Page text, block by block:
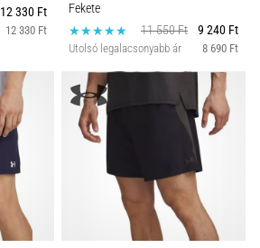
12 330 Ft
12 330 Ft
Fekete
11 550 Ft
9 240 Ft
Utolsó legalacsonyabb ár 8 690 Ft